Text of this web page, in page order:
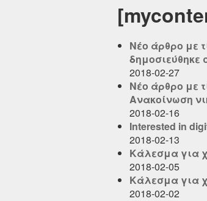
Νέο άρθρο με
δημοσιεύθηκε
2018-02-27
Νέο άρθρο με
Ανακοίνωση
2018-02-16
Interested in
2018-02-13
Κάλεσμα για
2018-02-05
Κάλεσμα για
2018-02-02